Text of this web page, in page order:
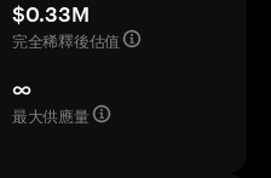
$0.33M
完全稀釋後估值
∞
最大供應量